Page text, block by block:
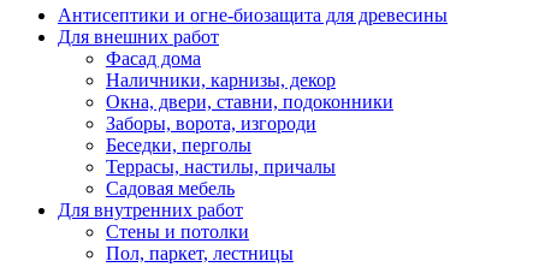
Антисептики и огне-биозащита для древесины
Для внешних работ
Фасад дома
Наличники, карнизы, декор
Окна, двери, ставни, подоконники
Заборы, ворота, изгороди
Беседки, перголы
Террасы, настилы, причалы
Садовая мебель
Для внутренних работ
Стены и потолки
Пол, паркет, лестницы